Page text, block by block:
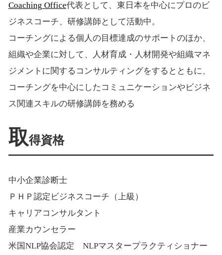
Coaching Office代表として、東日本を中心にプロのビ
ジネスコーチ、研修講師として活動中。
コーチングによる個人の目標達成のサポートのほか、
組織や企業に対して、人材育成・人材開発や組織マネ
ジメントに関するコンサルティングをするとともに、
コーチングを中心にしたコミュニケーションやビジネ
ス関連スキルの研修講師を務める
取得資格
中小企業診断士
ＰＨＰ認定ビジネスコーチ（上級）
キャリアコンサルタント
産業カウンセラー
米国NLP協会認定 NLPマスタープラクティショナー